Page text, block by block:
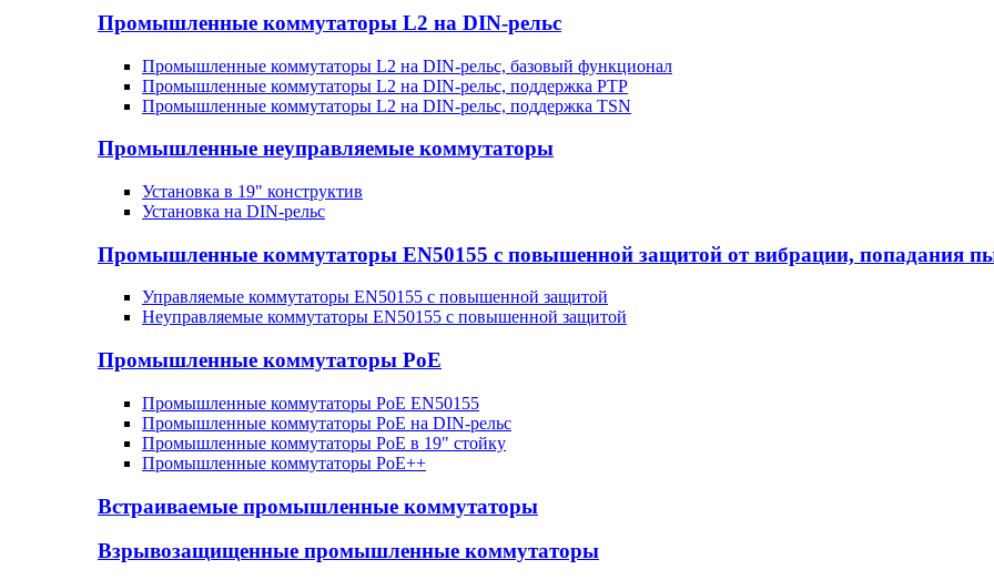
Промышленные коммутаторы L2 на DIN-рельс
Промышленные коммутаторы L2 на DIN-рельс, базовый функционал
Промышленные коммутаторы L2 на DIN-рельс, поддержка PTP
Промышленные коммутаторы L2 на DIN-рельс, поддержка TSN
Промышленные неуправляемые коммутаторы
Установка в 19" конструктив
Установка на DIN-рельс
Промышленные коммутаторы EN50155 с повышенной защитой от вибрации, попадания
Управляемые коммутаторы EN50155 с повышенной защитой
Неуправляемые коммутаторы EN50155 с повышенной защитой
Промышленные коммутаторы PoE
Промышленные коммутаторы PoE EN50155
Промышленные коммутаторы PoE на DIN-рельс
Промышленные коммутаторы PoE в 19" стойку
Промышленные коммутаторы PoE++
Встраиваемые промышленные коммутаторы
Взрывозащищенные промышленные коммутаторы